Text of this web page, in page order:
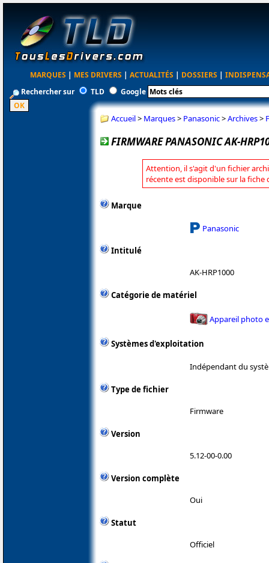
MARQUES | MES DRIVERS | ACTUALITÉS | DOSSIERS |
Rechercher sur
TLD Google
Accueil> Marques> Panasonic>Archives>
FIRMWARE PANASONIC AK-
Attention, il s'agit d'un fichier
récente est disponible sur la fiche
Marque
Panasonic
Intitulé
AK-HRP1000
Catégorie de matériel
Appareil photo
Systèmes d'exploitation
Indépendant du
Type de fichier
Firmware
Version
5.12-00-0.00
Version complète
Oui
Statut
Officiel